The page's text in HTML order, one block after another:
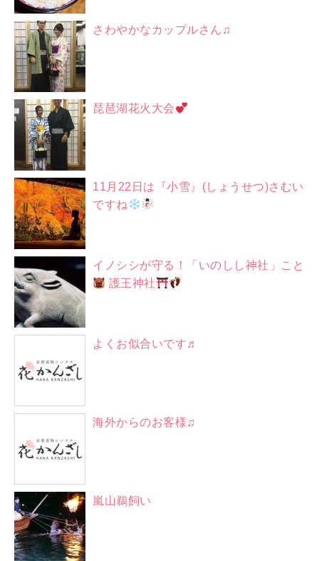
さわやかなカップルさん♫
琵琶湖花火大会
11月22日は『小雪』(しょうせつ)さむい
ですね
イノシシが守る！「いのしし神社」こと
護王神社
よくお似合いです♬
海外からのお客様♫
嵐山鵜飼い